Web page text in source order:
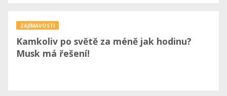
Kamkoliv po světě za méně jak hodinu?
Musk má řešení!
ZAJÍMAVOSTI